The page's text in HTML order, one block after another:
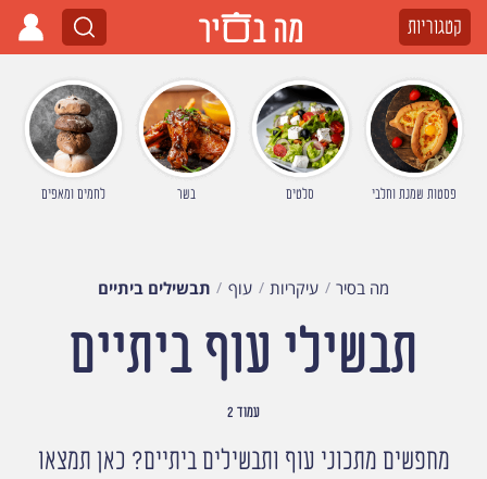
קטגוריות
פסטות שמנת וחלבי סלטים בשר לחמים ומאפים
מה בסיר עיקריות עוף תבשילים ביתיים
תבשילי עוף ביתיים
עמוד 2
מחפשים מתכוני עוף ותבשילים ביתיים? כאן תמצאו